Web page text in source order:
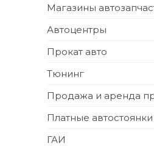
Магазины
Автоцентры
Прокат авто
Тюнинг
Продажа и аренда
Платные автостоянки
ГАИ